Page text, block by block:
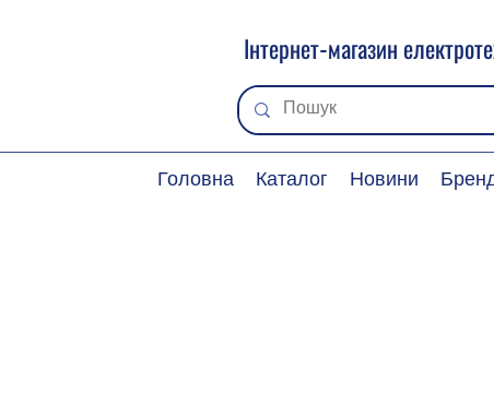
Інтернет-магазин
Головна Каталог Новини